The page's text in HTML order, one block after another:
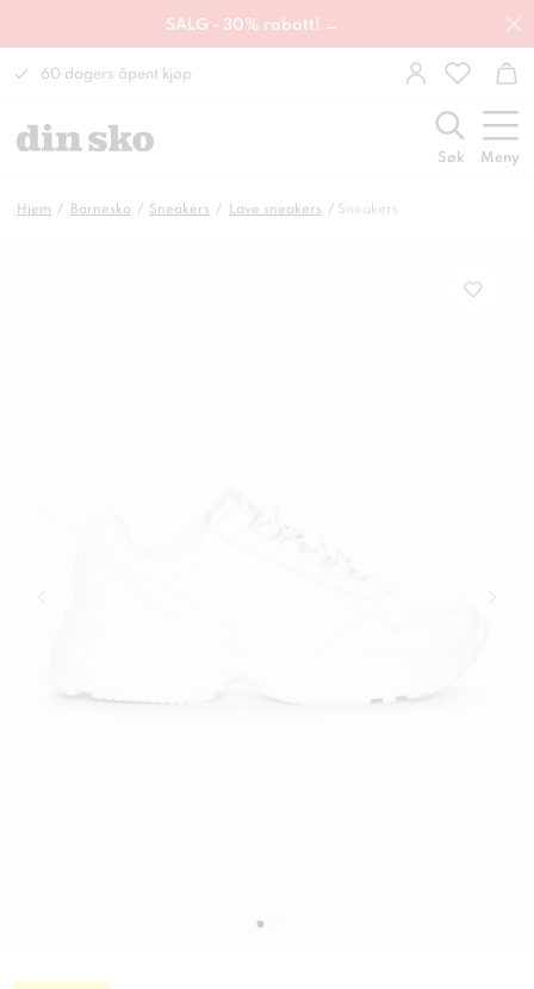
SALG - 30% rabatt! →
60 dagers åpent kjøp
Søk Meny
Hjem Barnesko Sneakers Lave sneakers Sneakers